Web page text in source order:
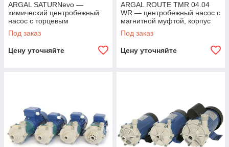
ARGAL SATURNevo —
химический центробежный
насос с торцевым
уплотнением
Под заказ
Цену уточняйте
ARGAL ROUTE TMR 04.04
WR — центробежный насос с
магнитной муфтой, корпус
PP, 0,18 кВт
Под заказ
Цену уточняйте